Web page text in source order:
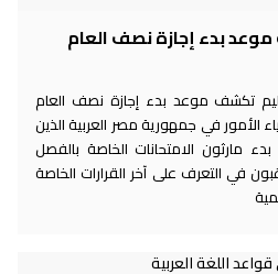
بدء إجازة نصف العام
تكشف موعد بدء إجازة نصف العام
الأمور في جمهورية مصر العربية الذين
مارثون الامتحانات الخاصة بالفصل
في التعرف على آخر القرارات الخاصة